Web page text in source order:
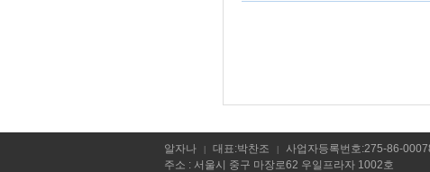
알자나 대표:박찬조 사업자등록번호:275-86-
주소 : 서울시 중구 마장로62 우일프라자 1002호